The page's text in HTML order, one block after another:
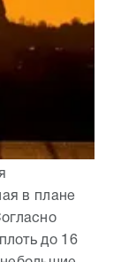
в плане
до 16